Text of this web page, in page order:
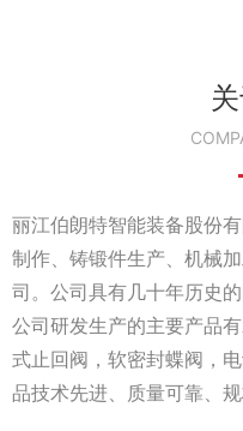
丽江伯朗特智能装备股份
制作、铸锻件生产、机械
司。公司具有几十年历史
公司研发生产的主要产品
式止回阀，软密封蝶阀，
品技术先进、质量可靠、规